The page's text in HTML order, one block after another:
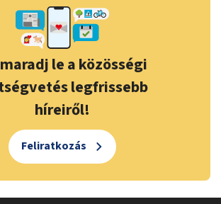
le a közösségi
legfrissebb
híreiről!
Feliratkozás